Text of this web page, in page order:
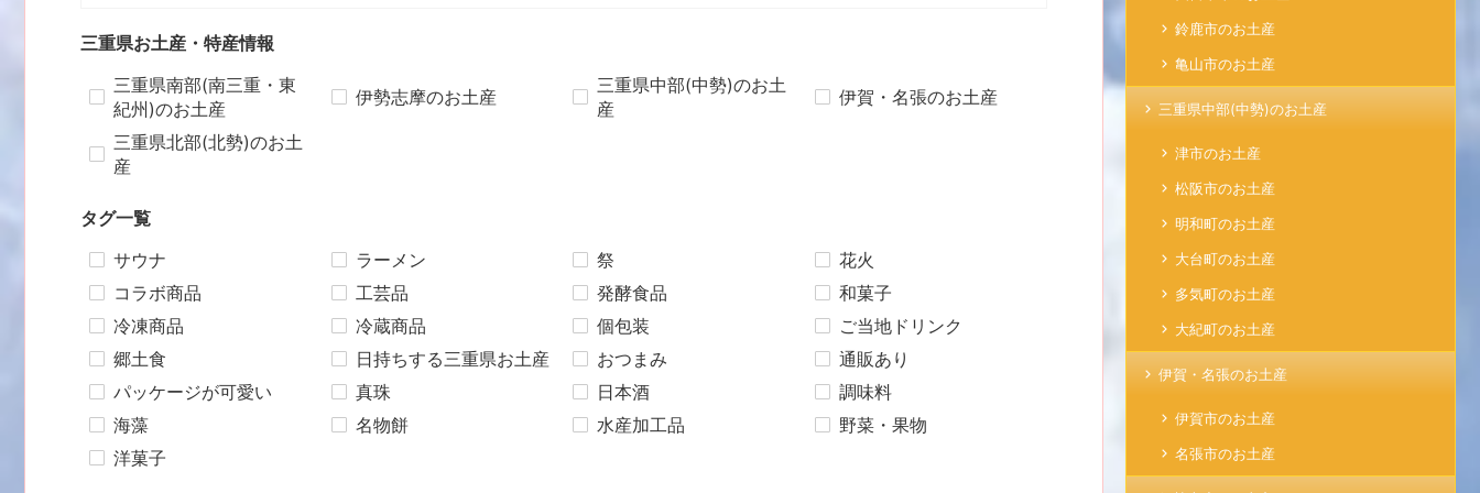
三重県お土産・特産情報
三重県南部(南三重・東
紀州)のお土産
伊勢志摩のお土産
三重県中部(中勢)のお土
産
伊賀・名張のお土産
三重県北部(北勢)のお土
産
タグ一覧
サウナ
ラーメン 祭
花火
コラボ商品
工芸品 発酵食品
和菓子
冷凍商品
冷蔵商品 個包装
ご当地ドリンク
郷土食
日持ちする三重県お土産 おつまみ
通販あり
パッケージが可愛い
真珠 日本酒
調味料
海藻
名物餅 水産加工品
野菜・果物
洋菓子
鈴鹿市のお土産
亀山市のお土産
三重県中部(中勢)のお土産
津市のお土産
松阪市のお土産
明和町のお土産
大台町のお土産
多気町のお土産
大紀町のお土産
伊賀・名張のお土産
伊賀市のお土産
名張市のお土産